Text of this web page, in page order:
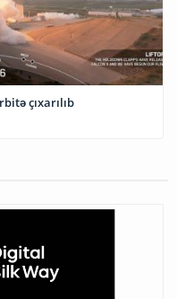
çıxarılıb